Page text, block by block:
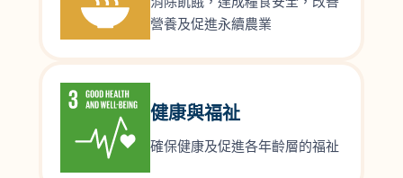
營養及促進永續農業
健康與福祉
確保健康及促進各年齡層的福祉